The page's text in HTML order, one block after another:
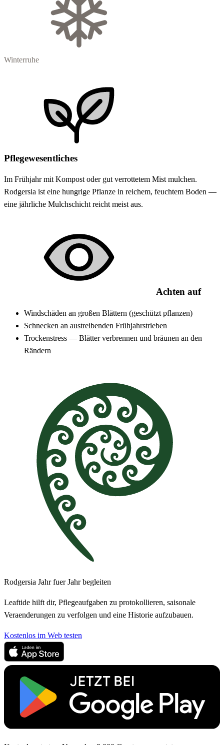
Winterruhe
Pflegewesentliches
Im Frühjahr mit Kompost oder gut verrottetem Mist mulchen.
Rodgersia ist eine hungrige Pflanze in reichem, feuchtem Boden —
eine jährliche Mulchschicht reicht meist aus.
Achten auf
Windschäden an großen Blättern (geschützt pflanzen)
Schnecken an austreibenden Frühjahrstrieben
Trockenstress — Blätter verbrennen und bräunen an den
Rändern
Rodgersia Jahr fuer Jahr begleiten
Leaftide hilft dir, Pflegeaufgaben zu protokollieren, saisonale
Veraenderungen zu verfolgen und eine Historie aufzubauen.
Kostenlos im Web testen